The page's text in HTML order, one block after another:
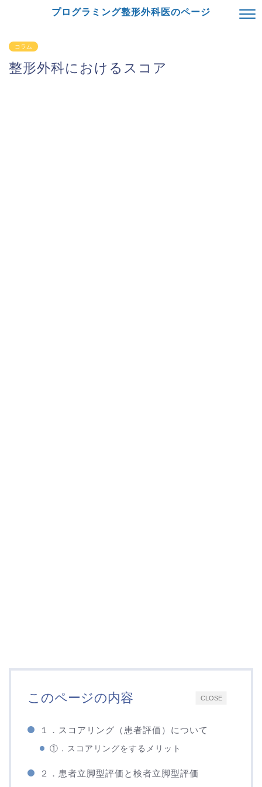
プログラミング整形外科医のページ
コラム
整形外科におけるスコア
CLOSE
このページの内容
１．スコアリング（患者評価）について
①．スコアリングをするメリット
２．患者立脚型評価と検者立脚型評価